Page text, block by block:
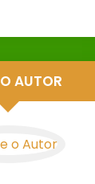
AUTOR